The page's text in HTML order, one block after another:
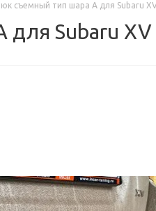
съемный тип шара A для Subaru
Subaru